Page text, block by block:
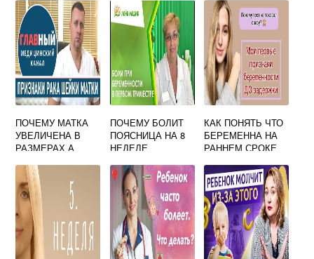
ПОЧЕМУ МАТКА
УВЕЛИЧЕНА В
РАЗМЕРАХ А
НЕТ
ПОЧЕМУ БОЛИТ
ПОЯСНИЦА НА 8
НЕДЕЛЕ
КАК ПОНЯТЬ ЧТО
БЕРЕМЕННА НА
РАННЕМ СРОКЕ